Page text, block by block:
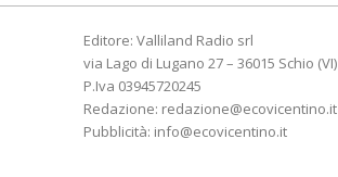
Editore: Valliland Radio srl
via Lago di Lugano 27 – 36015 Schio (VI)
P.Iva 03945720245
Redazione: redazione@ecovicentino.it
Pubblicità: info@ecovicentino.it